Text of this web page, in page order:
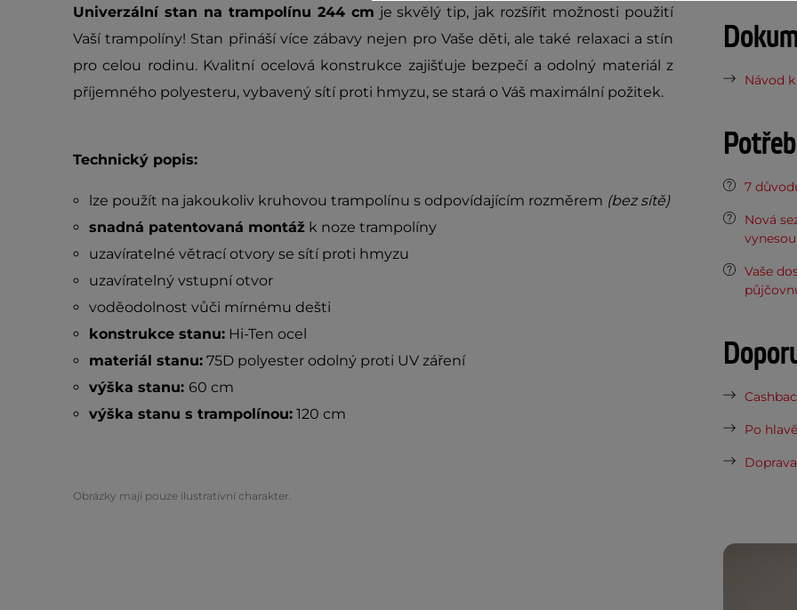
Univerzální stan na trampolínu 244 cm je skvělý tip, jak rozšířit možnosti použití
Vaší trampolíny! Stan přináší více zábavy nejen pro Vaše děti, ale také relaxaci a stín
pro celou rodinu. Kvalitní ocelová konstrukce zajišťuje bezpečí a odolný materiál z
příjemného polyesteru, vybavený sítí proti hmyzu, se stará o Váš maximální požitek.
Technický popis:
lze použít na jakoukoliv kruhovou trampolínu s odpovídajícím rozměrem (bez sítě)
snadná patentovaná montážk noze trampolíny
uzavíratelné větrací otvory se sítí proti hmyzu
uzavíratelný vstupní otvor
voděodolnost vůči mírnému dešti
konstrukce stanu:Hi-Ten ocel
materiál stanu:75D polyester odolný proti UV záření
výška stanu: 60 cm
výška stanu s trampolínou:120 cm
Obrázky mají pouze ilustrativní charakter.
Návod
7
Nová
Vaše
Po